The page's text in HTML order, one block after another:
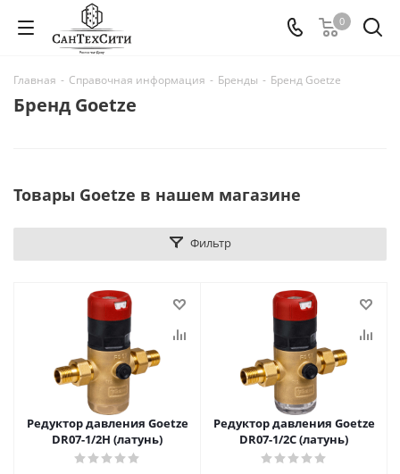
0
Главная - Справочная информация - Бренды - Бренд Goetze
Бренд Goetze
Товары Goetze в нашем магазине
Фильтр
Редуктор давления Goetze
DR07-1/2H (латунь)
Редуктор давления Goetze
DR07-1/2C (латунь)